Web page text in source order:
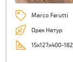
Marco Ferutti
Орех Натур
15x127x400-